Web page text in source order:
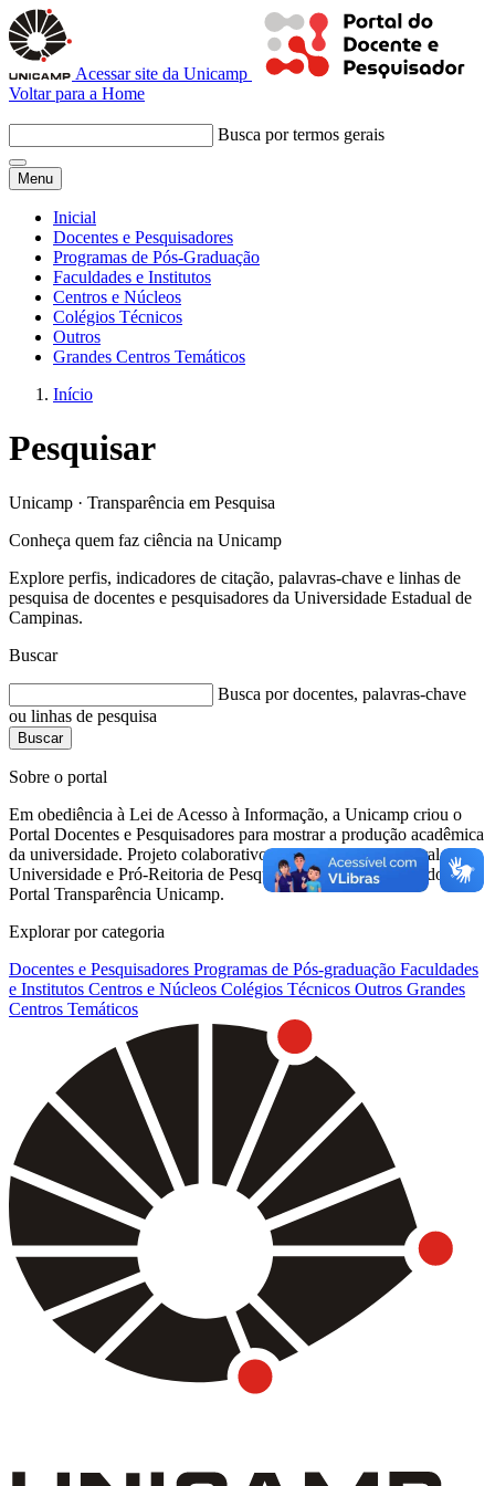
Acessar site da Unicamp
Voltar para a Home
Busca por termos gerais
Menu
Inicial
Docentes e Pesquisadores
Programas de Pós-Graduação
Faculdades e Institutos
Centros e Núcleos
Colégios Técnicos
Outros
Grandes Centros Temáticos
Início
Pesquisar
Unicamp · Transparência em Pesquisa
Conheça quem faz ciência na Unicamp
Explore perfis, indicadores de citação, palavras-chave e linhas de
pesquisa de docentes e pesquisadores da Universidade Estadual de
Campinas.
Buscar
Busca por docentes, palavras-chave
ou linhas de pesquisa
Buscar
Sobre o portal
Em obediência à Lei de Acesso à Informação, a Unicamp criou o
Portal Docentes e Pesquisadores para mostrar a produção acadêmica
da universidade. Projeto colaborativo da Coordenadoria Geral da
Universidade e Pró-Reitoria de Pesquisa, constituindo parte do
Portal Transparência Unicamp.
Explorar por categoria
Docentes e Pesquisadores Programas de Pós-graduação Faculdades
e Institutos Centros e Núcleos Colégios Técnicos Outros Grandes
Centros Temáticos